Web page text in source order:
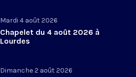
Mardi 4 août 2026
Chapelet du 4 août 2026 à
Lourdes
Dimanche 2 août 2026